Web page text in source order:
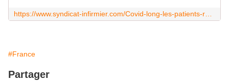
#France
Partager